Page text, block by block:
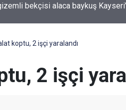
Belediye Başkanı Deniz Yağan,
koptu, 2 işçi yaralandı
2 işçi